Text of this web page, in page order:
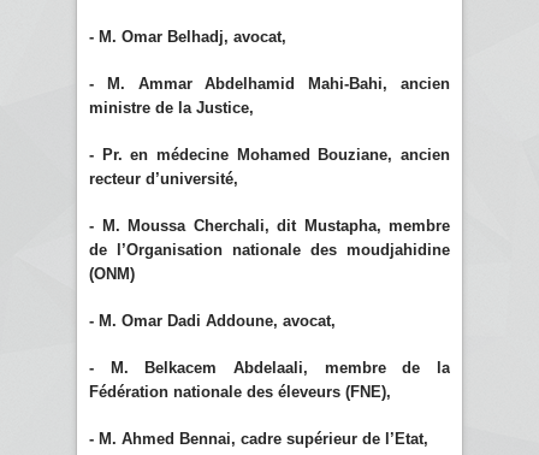
- M. Omar Belhadj, avocat,
- M. Ammar Abdelhamid Mahi-Bahi, ancien
ministre de la Justice,
- Pr. en médecine Mohamed Bouziane, ancien
recteur d’université,
- M. Moussa Cherchali, dit Mustapha, membre
de l’Organisation nationale des moudjahidine
(ONM)
- M. Omar Dadi Addoune, avocat,
- M. Belkacem Abdelaali, membre de la
Fédération nationale des éleveurs (FNE),
- M. Ahmed Bennai, cadre supérieur de l’Etat,